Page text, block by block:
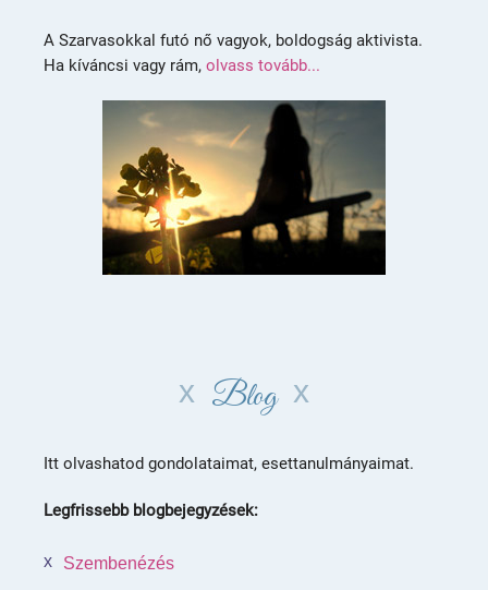
A Szarvasokkal futó nő vagyok, boldogság aktivista.
Ha kíváncsi vagy rám, olvass tovább...
Blog
Itt olvashatod gondolataimat, esettanulmányaimat.
Legfrissebb blogbejegyzések:
Szembenézés